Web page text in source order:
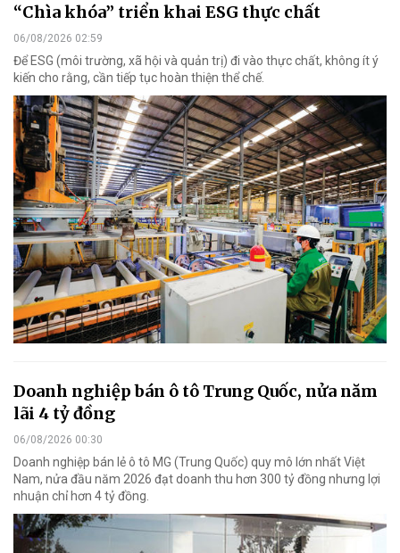
“Chìa khóa” triển khai ESG thực chất
06/08/2026 02:59
Để ESG (môi trường, xã hội và quản trị) đi vào thực chất, không ít ý
kiến cho rằng, cần tiếp tục hoàn thiện thể chế.
Doanh nghiệp bán ô tô Trung Quốc, nửa năm
lãi 4 tỷ đồng
06/08/2026 00:30
Doanh nghiệp bán lẻ ô tô MG (Trung Quốc) quy mô lớn nhất Việt
Nam, nửa đầu năm 2026 đạt doanh thu hơn 300 tỷ đồng nhưng lợi
nhuận chỉ hơn 4 tỷ đồng.